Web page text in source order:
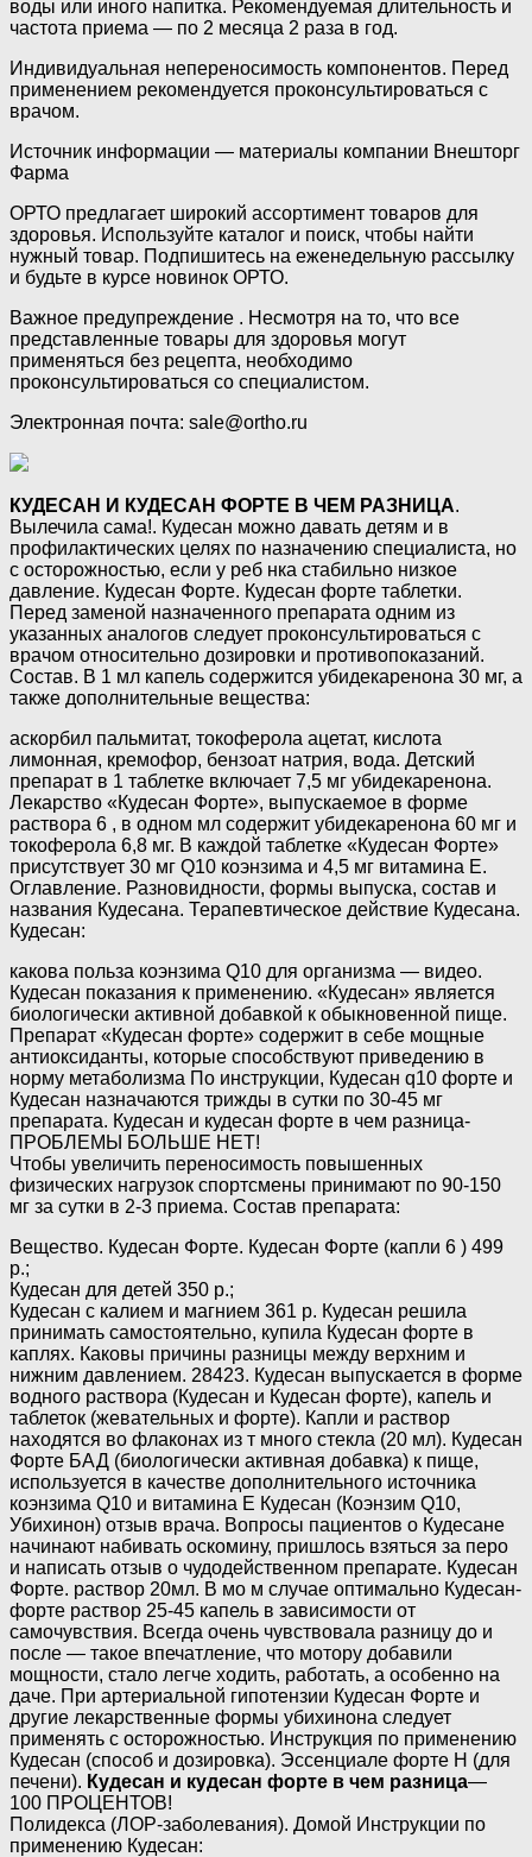
воды или иного напитка. Рекомендуемая длительность и
частота приема — по 2 месяца 2 раза в год.
Индивидуальная непереносимость компонентов. Перед
применением рекомендуется проконсультироваться с
врачом.
Источник информации — материалы компании Внешторг
Фарма
ОРТО предлагает широкий ассортимент товаров для
здоровья. Используйте каталог и поиск, чтобы найти
нужный товар. Подпишитесь на еженедельную рассылку
и будьте в курсе новинок ОРТО.
Важное предупреждение . Несмотря на то, что все
представленные товары для здоровья могут
применяться без рецепта, необходимо
проконсультироваться со специалистом.
Электронная почта: sale@ortho.ru
КУДЕСАН И КУДЕСАН ФОРТЕ В ЧЕМ РАЗНИЦА.
Вылечила сама!. Кудесан можно давать детям и в
профилактических целях по назначению специалиста, но
с осторожностью, если у реб нка стабильно низкое
давление. Кудесан Форте. Кудесан форте таблетки.
Перед заменой назначенного препарата одним из
указанных аналогов следует проконсультироваться с
врачом относительно дозировки и противопоказаний.
Состав. В 1 мл капель содержится убидекаренона 30 мг, а
также дополнительные вещества:
аскорбил пальмитат, токоферола ацетат, кислота
лимонная, кремофор, бензоат натрия, вода. Детский
препарат в 1 таблетке включает 7,5 мг убидекаренона.
Лекарство «Кудесан Форте», выпускаемое в форме
раствора 6 , в одном мл содержит убидекаренона 60 мг и
токоферола 6,8 мг. В каждой таблетке «Кудесан Форте»
присутствует 30 мг Q10 коэнзима и 4,5 мг витамина Е.
Оглавление. Разновидности, формы выпуска, состав и
названия Кудесана. Терапевтическое действие Кудесана.
Кудесан:
какова польза коэнзима Q10 для организма — видео.
Кудесан показания к применению. «Кудесан» является
биологически активной добавкой к обыкновенной пище.
Препарат «Кудесан форте» содержит в себе мощные
антиоксиданты, которые способствуют приведению в
норму метаболизма По инструкции, Кудесан q10 форте и
Кудесан назначаются трижды в сутки по 30-45 мг
препарата. Кудесан и кудесан форте в чем разница-
ПРОБЛЕМЫ БОЛЬШЕ НЕТ!
Чтобы увеличить переносимость повышенных
физических нагрузок спортсмены принимают по 90-150
мг за сутки в 2-3 приема. Состав препарата:
Вещество. Кудесан Форте. Кудесан Форте (капли 6 ) 499
р.;
Кудесан для детей 350 р.;
Кудесан с калием и магнием 361 р. Кудесан решила
принимать самостоятельно, купила Кудесан форте в
каплях. Каковы причины разницы между верхним и
нижним давлением. 28423. Кудесан выпускается в форме
водного раствора (Кудесан и Кудесан форте), капель и
таблеток (жевательных и форте). Капли и раствор
находятся во флаконах из т много стекла (20 мл). Кудесан
Форте БАД (биологически активная добавка) к пище,
используется в качестве дополнительного источника
коэнзима Q10 и витамина Е Кудесан (Коэнзим Q10,
Убихинон) отзыв врача. Вопросы пациентов о Кудесане
начинают набивать оскомину, пришлось взяться за перо
и написать отзыв о чудодейственном препарате. Кудесан
Форте. раствор 20мл. В мо м случае оптимально Кудесан-
форте раствор 25-45 капель в зависимости от
самочувствия. Всегда очень чувствовала разницу до и
после — такое впечатление, что мотору добавили
мощности, стало легче ходить, работать, а особенно на
даче. При артериальной гипотензии Кудесан Форте и
другие лекарственные формы убихинона следует
применять с осторожностью. Инструкция по применению
Кудесан (способ и дозировка). Эссенциале форте Н (для
печени). Кудесан и кудесан форте в чем разница—
100 ПРОЦЕНТОВ!
Полидекса (ЛОР-заболевания). Домой Инструкции по
применению Кудесан: